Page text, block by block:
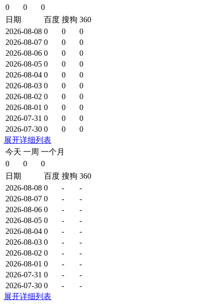
0
0
0
日期
百度 搜狗 360
2026-08-08 0 0
0
2026-08-07 0 0
0
2026-08-06 0 0
0
2026-08-05 0 0
0
2026-08-04 0 0
0
2026-08-03 0 0
0
2026-08-02 0 0
0
2026-08-01 0 0
0
2026-07-31 0 0
0
2026-07-30 0 0
0
展开详细列表
今天 一周 一个月
0
0
0
日期
百度 搜狗 360
2026-08-08 0 -
-
2026-08-07 0 -
-
2026-08-06 0 -
-
2026-08-05 0 -
-
2026-08-04 0 -
-
2026-08-03 0 -
-
2026-08-02 0 -
-
2026-08-01 0 -
-
2026-07-31 0 -
-
2026-07-30 0 -
-
展开详细列表